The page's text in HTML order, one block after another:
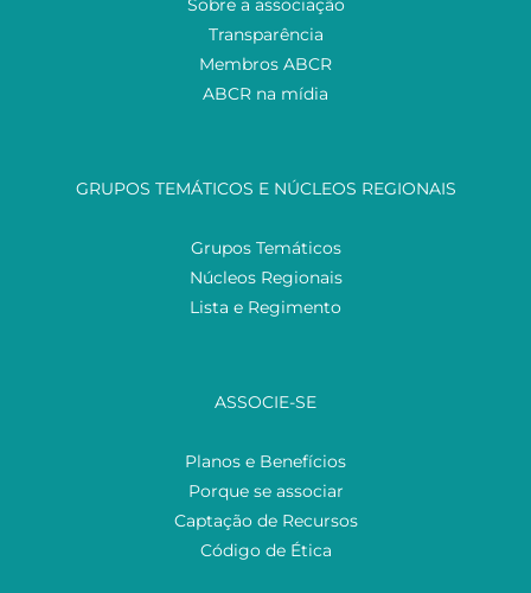
Sobre a associação
Transparência
Membros ABCR
ABCR na mídia
GRUPOS TEMÁTICOS E NÚCLEOS REGIONAIS
Grupos Temáticos
Núcleos Regionais
Lista e Regimento
ASSOCIE-SE
Planos e Benefícios
Porque se associar
Captação de Recursos
Código de Ética